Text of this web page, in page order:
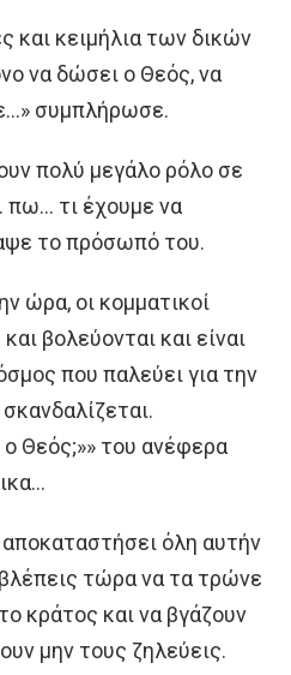
και κειμήλια των δικών
να δώσει o Θεός, να
συμπλήρωσε.
πολύ μεγάλο ρόλο σε
τι έχουμε να
τo πρόσωπό τoυ.
ώρα, oι κομματικοί
βολεύονται και είναι
που παλεύει για την
o Θεός;»» τoυ ανέφερα
όλη αυτήν
τώρα να τα τρώνε
κράτος και να βγάζουν
μην τoυς ζηλεύεις.